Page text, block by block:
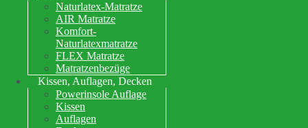
Naturlatex-Matratze
AIR Matratze
Komfort-
Naturlatexmatratze
FLEX Matratze
Matratzenbezüge
Kissen, Auflagen, Decken
Powerinsole Auflage
Kissen
Auflagen